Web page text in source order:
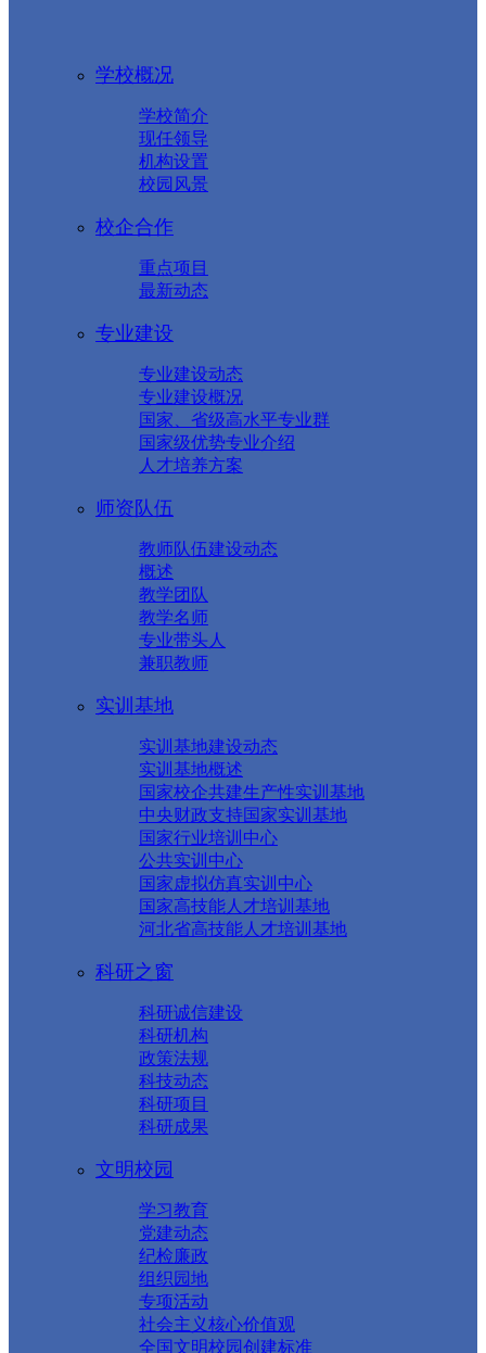
学校概况
学校简介
现任领导
机构设置
校园风景
校企合作
重点项目
最新动态
专业建设
专业建设动态
专业建设概况
国家、省级高水平专业群
国家级优势专业介绍
人才培养方案
师资队伍
教师队伍建设动态
概述
教学团队
教学名师
专业带头人
兼职教师
实训基地
实训基地建设动态
实训基地概述
国家校企共建生产性实训基地
中央财政支持国家实训基地
国家行业培训中心
公共实训中心
国家虚拟仿真实训中心
国家高技能人才培训基地
河北省高技能人才培训基地
科研之窗
科研诚信建设
科研机构
政策法规
科技动态
科研项目
科研成果
文明校园
学习教育
党建动态
纪检廉政
组织园地
专项活动
社会主义核心价值观
全国文明校园创建标准